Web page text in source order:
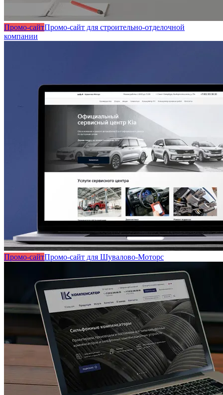
Промо-сайтПромо-сайт для строительно-отделочной
компании
Промо-сайтПромо-сайт для Шувалово-Моторс